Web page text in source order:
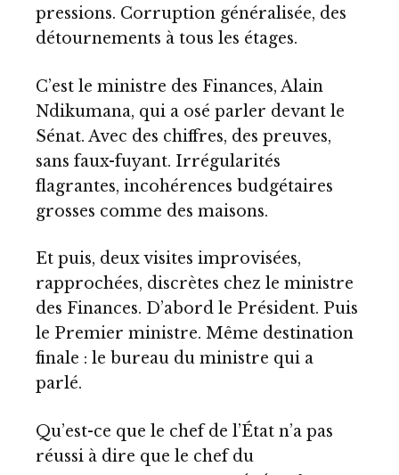
pressions. Corruption généralisée, des
détournements à tous les étages.
C’est le ministre des Finances, Alain
Ndikumana, qui a osé parler devant le
Sénat. Avec des chiffres, des preuves,
sans faux-fuyant. Irrégularités
flagrantes, incohérences budgétaires
grosses comme des maisons.
Et puis, deux visites improvisées,
rapprochées, discrètes chez le ministre
des Finances. D’abord le Président. Puis
le Premier ministre. Même destination
finale : le bureau du ministre qui a
parlé.
Qu’est-ce que le chef de l’État n’a pas
réussi à dire que le chef du